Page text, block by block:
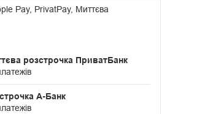
Pay, PrivatPay, Миттєва
розстрочка ПриватБанк
А-Банк